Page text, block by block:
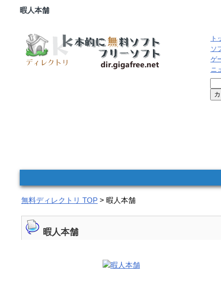
暇人本舗
ト
ソ
ゲ
ニ
無料ディレクトリ TOP > 暇人本舗
暇人本舗